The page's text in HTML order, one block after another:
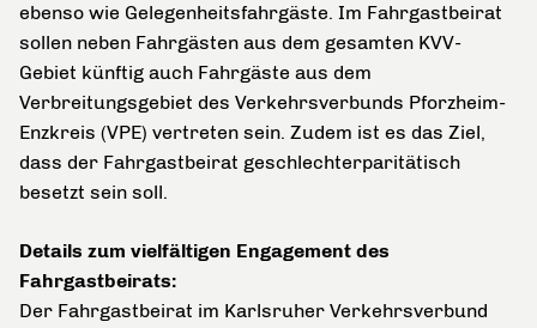
ebenso wie Gelegenheitsfahrgäste. Im Fahrgastbeirat
sollen neben Fahrgästen aus dem gesamten KVV-
Gebiet künftig auch Fahrgäste aus dem
Verbreitungsgebiet des Verkehrsverbunds Pforzheim-
Enzkreis (VPE) vertreten sein. Zudem ist es das Ziel,
dass der Fahrgastbeirat geschlechterparitätisch
besetzt sein soll.
Details zum vielfältigen Engagement des
Fahrgastbeirats:
Der Fahrgastbeirat im Karlsruher Verkehrsverbund